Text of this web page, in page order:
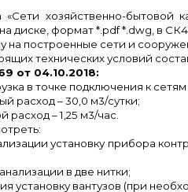
«Сети хозяйственно-бытовой
диске, формат *. pdf*. dwg , в
на построенные сети и
технических условий
от 04.10.2018:
в точке подключения к
расход – 30,0 м3/сутки;
– 1,25 м3/час.
установку прибора
в две нитки;
установку вантузов (при